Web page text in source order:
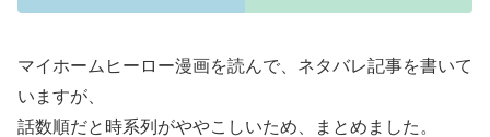
マイホームヒーロー漫画を読んで、ネタバレ記事を書いて
いますが、
話数順だと時系列がややこしいため、まとめました。